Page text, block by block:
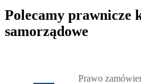
Polecamy prawnicze
samorządowe
Prawo